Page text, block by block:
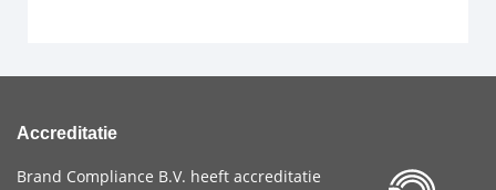
Accreditatie
Brand Compliance B.V. heeft accreditatie